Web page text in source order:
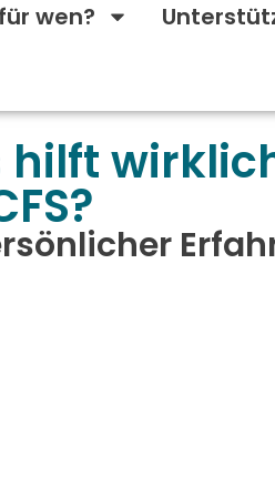
für wen?
to WordPress. This
hilft